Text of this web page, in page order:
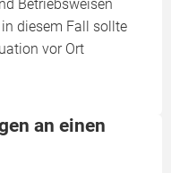
Betriebsweisen
diesem Fall sollte
vor Ort
an einen